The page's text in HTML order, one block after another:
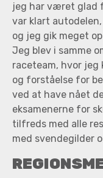
jeg har været glad
var klart
og jeg gik meget
Jeg blev i samme
raceteam, hvor
og forståelse for
ved at have nået
eksamenerne for
tilfreds med alle
med svendegilder